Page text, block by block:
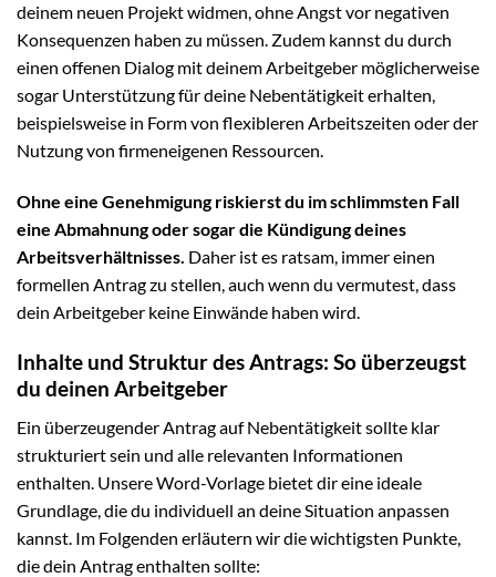
deinem neuen Projekt widmen, ohne Angst vor negativen
Konsequenzen haben zu müssen. Zudem kannst du durch
einen offenen Dialog mit deinem Arbeitgeber möglicherweise
sogar Unterstützung für deine Nebentätigkeit erhalten,
beispielsweise in Form von flexibleren Arbeitszeiten oder der
Nutzung von firmeneigenen Ressourcen.
Ohne eine Genehmigung riskierst du im schlimmsten Fall
eine Abmahnung oder sogar die Kündigung deines
Arbeitsverhältnisses. Daher ist es ratsam, immer einen
formellen Antrag zu stellen, auch wenn du vermutest, dass
dein Arbeitgeber keine Einwände haben wird.
Inhalte und Struktur des Antrags: So überzeugst
du deinen Arbeitgeber
Ein überzeugender Antrag auf Nebentätigkeit sollte klar
strukturiert sein und alle relevanten Informationen
enthalten. Unsere Word-Vorlage bietet dir eine ideale
Grundlage, die du individuell an deine Situation anpassen
kannst. Im Folgenden erläutern wir die wichtigsten Punkte,
die dein Antrag enthalten sollte: